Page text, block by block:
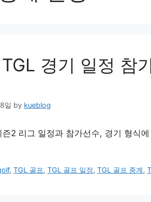
경기 일정 참
일 by kueblog
2 리그 일정과 참가선수, 경기 형식
,TGL 골프,TGL 골프 일정,TGL 골프 중계,